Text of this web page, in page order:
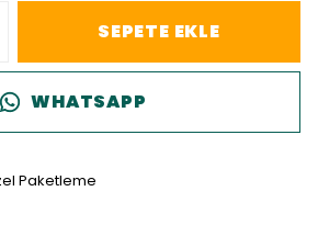
SEPETE EKLE
WHATSAPP
Paketleme